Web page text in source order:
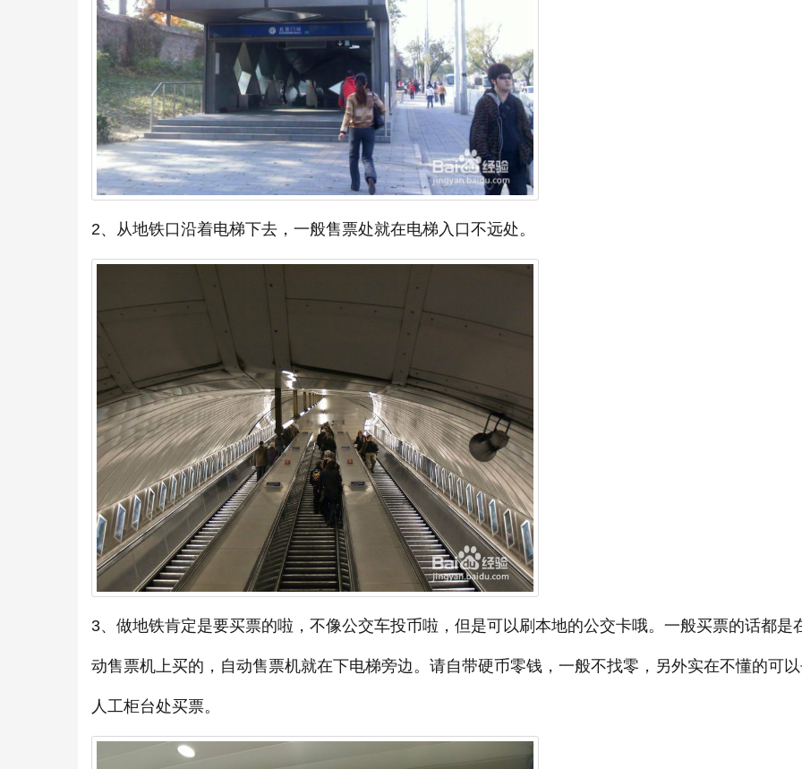
2、从地铁口沿着电梯下去，一般售票处就在电梯入口不远处。
3、做地铁肯定是要买票的啦，不像公交车投币啦，但是可以刷本地的公交卡哦。一般买票的话都是
动售票机上买的，自动售票机就在下电梯旁边。请自带硬币零钱，一般不找零，另外实在不懂的可
人工柜台处买票。